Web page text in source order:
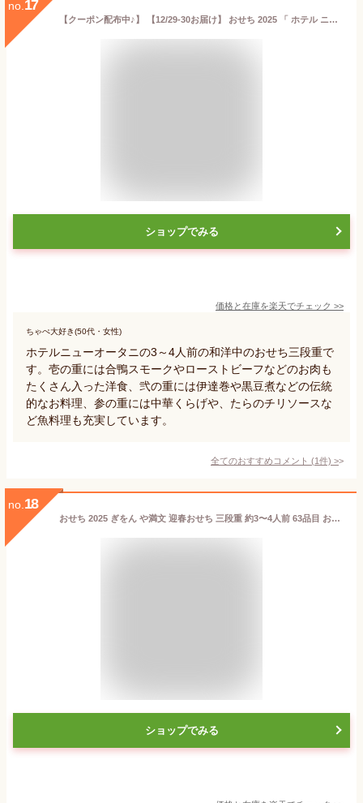
no. 17
【クーポン配布中♪】 【12/29-30お届け】 おせち 2025 「 ホテル ニューオータニ 」監修 和洋中 三段重 43品目 約 3〜4人前 三段重 冷凍おせち 縦196mm×横196mm×高さ159mm T41-11A 和風 洋風 中華風 3段 正月 惣菜 おせち料理 お節料理 御節料理 御節 お節 予約 送料無料
ショップでみる
価格と在庫を楽天でチェック >>
ちゃぺ大好き(50代・女性)
ホテルニューオータニの3～4人前の和洋中のおせち三段重で
す。壱の重には合鴨スモークやローストビーフなどのお肉も
たくさん入った洋食、弐の重には伊達巻や黒豆煮などの伝統
的なお料理、参の重には中華くらげや、たらのチリソースな
ど魚料理も充実しています。
全てのおすすめコメント (1件) >
no. 18
おせち 2025 ぎをん や満文 迎春おせち 三段重 約3〜4人前 63品目 お節 正月 元旦 冷凍 和洋中 3段 3人 4人
ショップでみる